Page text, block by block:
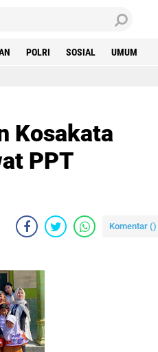
POLRI SOSIAL UMUM
Kosakata
PPT
Komentar ()